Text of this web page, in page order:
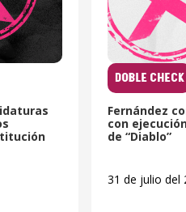
DOBLE CHECK
Fernández
con
de “Diablo”
31 de julio del